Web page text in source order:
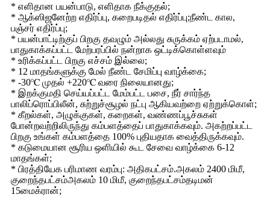
* எளிதான பயன்பாடு, எளிதாக நீக்குதல்;
* ஆக்ஸிஜனேற்ற எதிர்ப்பு, கறைபடிதல் எதிர்ப்பு;நீண்ட கால,
பஞ்சர் எதிர்ப்பு;
* பயன்பாட்டிற்குப் பிறகு தவழும் அல்லது சுருக்கம் ஏற்படாமல்,
பாதுகாக்கப்பட்ட மேற்பரப்பில் நன்றாக ஒட்டிக்கொள்ளவும்
* உரிக்கப்பட்ட பிறகு எச்சம் இல்லை;
* 12 மாதங்களுக்கு மேல் நீண்ட சேமிப்பு வாழ்க்கை;
* -30℃ முதல் +220℃ வரை நிலையானது;
* இறக்குமதி செய்யப்பட்ட மேம்பட்ட பசை, நீர் சார்ந்த
பாலிப்ரொப்பிலீன், சுற்றுச்சூழல் நட்பு ஆகியவற்றை ஏற்றுக்கொள்;
* கீறல்கள், அழுக்குகள், கறைகள், வண்ணப்பூச்சுகள்
போன்றவற்றிலிருந்து கம்பளத்தைப் பாதுகாக்கவும். அகற்றப்பட்ட
பிறகு உங்கள் கம்பளத்தை 100% புதியதாக வைத்திருக்கவும்.
* கடுமையான சூரிய ஒளியில் கூட சேவை வாழ்க்கை 6-12
மாதங்கள்;
* பிரத்தியேக பரிமாண வரம்பு: அதிகபட்சம்.அகலம் 2400 மிமீ,
குறைந்தபட்சம்அகலம் 10 மிமீ, குறைந்தபட்சம்தடிமன்
15மைக்ரான்;